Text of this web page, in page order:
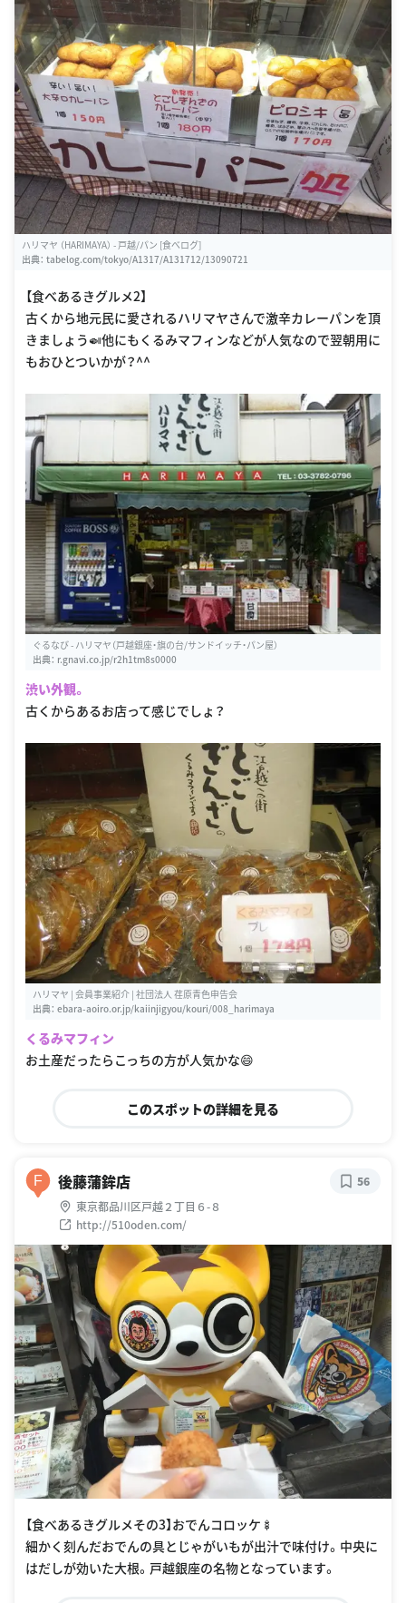
ハリマヤ （HARIMAYA） - 戸越/パン [食べログ]
出典： tabelog.com/tokyo/A1317/A131712/13090721
【食べあるきグルメ2】
古くから地元民に愛されるハリマヤさんで激辛カレーパンを頂
きましょう🍛他にもくるみマフィンなどが人気なので翌朝用に
もおひとついかが？^^
ぐるなび - ハリマヤ（戸越銀座・旗の台/サンドイッチ・パン屋）
出典： r.gnavi.co.jp/r2h1tm8s0000
渋い外観。
古くからあるお店って感じでしょ？
ハリマヤ | 会員事業紹介 | 社団法人 荏原青色申告会
出典： ebara-aoiro.or.jp/kaiinjigyou/kouri/008_harimaya
くるみマフィン
お土産だったらこっちの方が人気かな😄
このスポットの詳細を見る
F 後藤蒲鉾店
東京都品川区戸越２丁目６-８
http://510oden.com/
56
【食べあるきグルメその3】おでんコロッケ🍢
細かく刻んだおでんの具とじゃがいもが出汁で味付け。中央に
はだしが効いた大根。戸越銀座の名物となっています。